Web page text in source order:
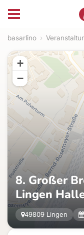
basarlino ›
8. Großer
Lingen
49809 Lingen
+
−